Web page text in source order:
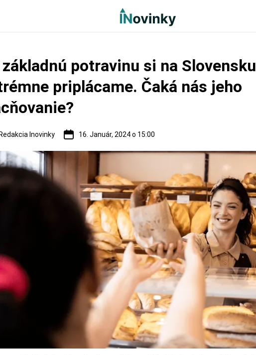
základnú potravinu si na Slovensku
priplácame. Čaká nás jeho
Redakcia Inovinky 16. Január, 2024 o 15:00